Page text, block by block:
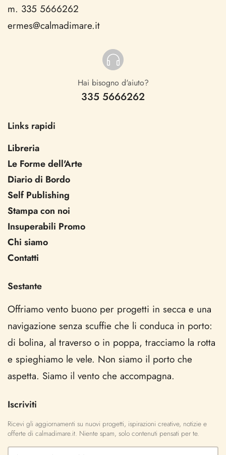
m. 335 5666262
ermes@calmadimare.it
Hai bisogno d'aiuto?
335 5666262
Links rapidi
Libreria
Le Forme dell'Arte
Diario di Bordo
Self Publishing
Stampa con noi
Insuperabili Promo
Chi siamo
Contatti
Sestante
Offriamo vento buono per progetti in secca e una
navigazione senza scuffie che li conduca in porto:
di bolina, al traverso o in poppa, tracciamo la rotta
e spieghiamo le vele. Non siamo il porto che
aspetta. Siamo il vento che accompagna.
Iscriviti
Ricevi gli aggiornamenti su nuovi progetti, ispirazioni creative, notizie e
offerte di calmadimare.it. Niente spam, solo contenuti pensati per te.